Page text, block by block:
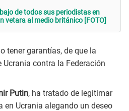
de todos sus periodistas en
vetara al medio británico [FOTO]
tener garantías, de que la
contra la Federación
Putin, ha tratado de legitimar
en Ucrania alegando un deseo